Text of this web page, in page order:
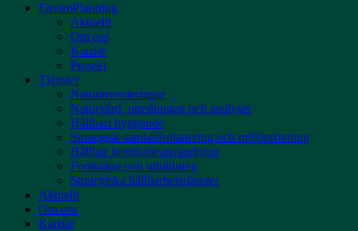
EnviroPlanning
Aktuellt
Om oss
Karriär
Projekt
Tjänster
Naturinventeringar
Naturvård, utredningar och analyser
Hållbart byggande
Strategisk samhällsplanering och miljöprövning
Hållbar kemikalieanvändning
Forskning och utbildning
Strategiska hållbarhetstjänster
Aktuellt
Om oss
Karriär